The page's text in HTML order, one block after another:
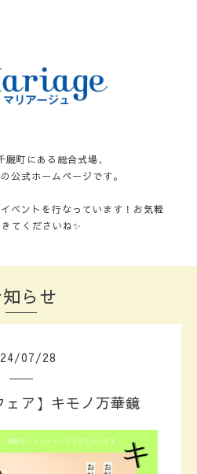
厩町にある総合式場、
公式ホームページです。
ベントを行なっています！お気軽
てくださいね✨
らせ
/07/28
ェア】キモノ万華鏡